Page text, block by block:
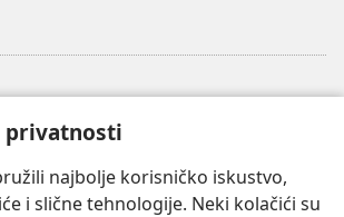
privatnosti
najbolje korisničko iskustvo,
i slične tehnologije. Neki kolačići su
Watchtower